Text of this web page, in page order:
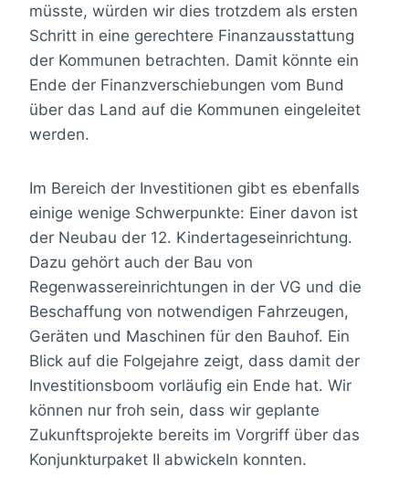
müsste, würden wir dies trotzdem als ersten
Schritt in eine gerechtere Finanzausstattung
der Kommunen betrachten. Damit könnte ein
Ende der Finanzverschiebungen vom Bund
über das Land auf die Kommunen eingeleitet
werden.
Im Bereich der Investitionen gibt es ebenfalls
einige wenige Schwerpunkte: Einer davon ist
der Neubau der 12. Kindertageseinrichtung.
Dazu gehört auch der Bau von
Regenwassereinrichtungen in der VG und die
Beschaffung von notwendigen Fahrzeugen,
Geräten und Maschinen für den Bauhof. Ein
Blick auf die Folgejahre zeigt, dass damit der
Investitionsboom vorläufig ein Ende hat. Wir
können nur froh sein, dass wir geplante
Zukunftsprojekte bereits im Vorgriff über das
Konjunkturpaket II abwickeln konnten.